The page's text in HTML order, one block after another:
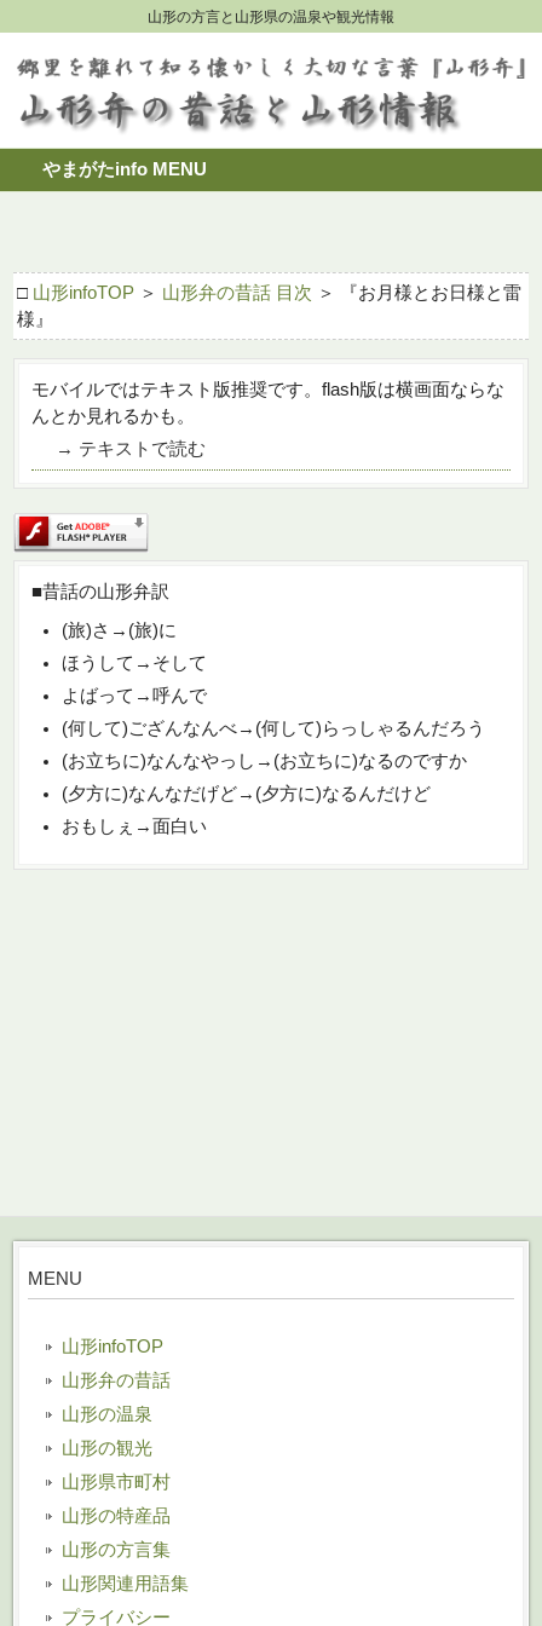
山形の方言と山形県の温泉や観光情報
やまがたinfo MENU
□ 山形infoTOP ＞ 山形弁の昔話 目次 ＞ 『お月様とお日様と雷
様』
モバイルではテキスト版推奨です。flash版は横画面ならな
んとか見れるかも。
→ テキストで読む
■昔話の山形弁訳
(旅)さ→(旅)に
ほうして→そして
よばって→呼んで
(何して)ござんなんべ→(何して)らっしゃるんだろう
(お立ちに)なんなやっし→(お立ちに)なるのですか
(夕方に)なんなだげど→(夕方に)なるんだけど
おもしぇ→面白い
MENU
山形infoTOP
山形弁の昔話
山形の温泉
山形の観光
山形県市町村
山形の特産品
山形の方言集
山形関連用語集
プライバシー